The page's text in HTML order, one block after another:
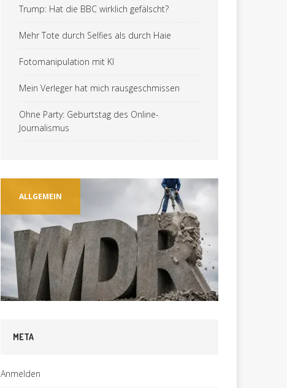
Trump: Hat die BBC wirklich gefälscht?
Mehr Tote durch Selfies als durch Haie
Fotomanipulation mit KI
Mein Verleger hat mich rausgeschmissen
Ohne Party: Geburtstag des Online-
Journalismus
ALLGEMEIN
META
Anmelden